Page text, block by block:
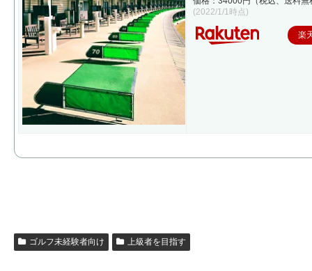
(2022/1/1時点)
楽
ゴルフ未経験者向け 上級者を目指す